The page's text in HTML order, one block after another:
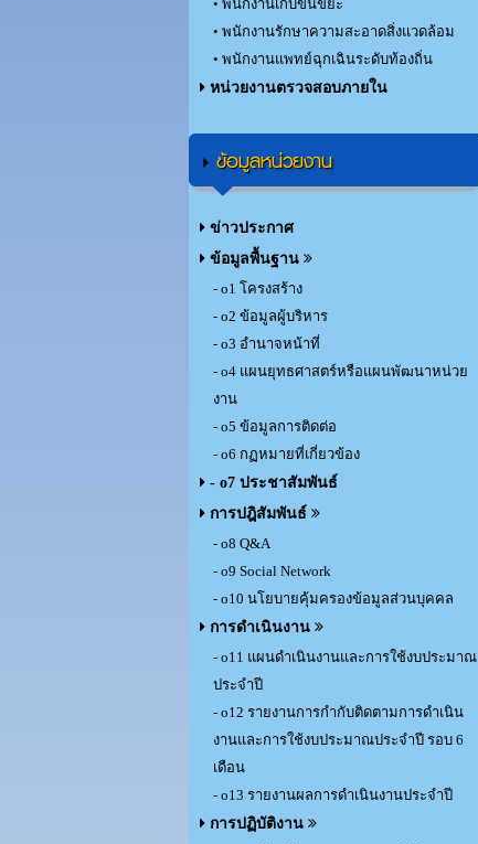
• พนักงานเก็บขนขยะ
• พนักงานรักษาความสะอาดสิ่งแวดล้อม
• พนักงานแพทย์ฉุกเฉินระดับท้องถิ่น
หน่วยงานตรวจสอบภายใน
ข้อมูลหน่วยงาน
ข่าวประกาศ
ข้อมูลพื้นฐาน
- o1 โครงสร้าง
- o2 ข้อมูลผู้บริหาร
- o3 อำนาจหน้าที่
- o4 แผนยุทธศาสตร์หรือแผนพัฒนาหน่วย
งาน
- o5 ข้อมูลการติดต่อ
- o6 กฏหมายที่เกี่ยวข้อง
- o7 ประชาสัมพันธ์
การปฎิสัมพันธ์
- o8 Q&A
- o9 Social Network
- o10 นโยบายคุ้มครองข้อมูลส่วนบุคคล
การดำเนินงาน
- o11 แผนดำเนินงานและการใช้งบประมาณ
ประจำปี
- o12 รายงานการกำกับติดตามการดำเนิน
งานและการใช้งบประมาณประจำปี รอบ 6
เดือน
- o13 รายงานผลการดำเนินงานประจำปี
การปฏิบัติงาน